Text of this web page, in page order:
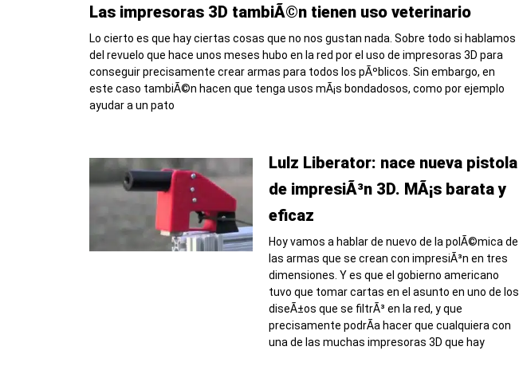
Las impresoras 3D tambiÃ©n tienen uso veterinario
Lo cierto es que hay ciertas cosas que no nos gustan nada. Sobre todo si hablamos
del revuelo que hace unos meses hubo en la red por el uso de impresoras 3D para
conseguir precisamente crear armas para todos los pÃºblicos. Sin embargo, en
este caso tambiÃ©n hacen que tenga usos mÃ¡s bondadosos, como por ejemplo
ayudar a un pato
Lulz Liberator: nace nueva pistola
de impresiÃ³n 3D. MÃ¡s barata y
eficaz
Hoy vamos a hablar de nuevo de la polÃ©mica de
las armas que se crean con impresiÃ³n en tres
dimensiones. Y es que el gobierno americano
tuvo que tomar cartas en el asunto en uno de los
diseÃ±os que se filtrÃ³ en la red, y que
precisamente podrÃ­a hacer que cualquiera con
una de las muchas impresoras 3D que hay